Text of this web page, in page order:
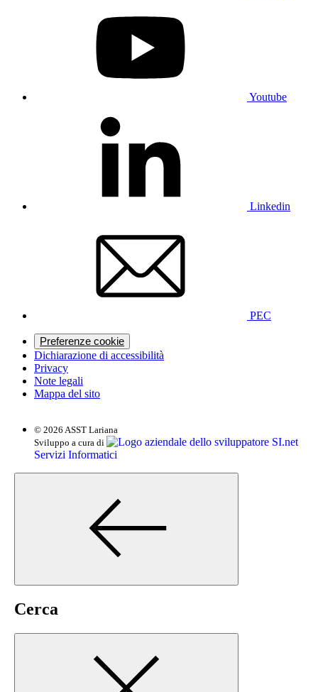
Youtube
Linkedin
PEC
Preferenze cookie
Dichiarazione di accessibilità
Privacy
Note legali
Mappa del sito
© 2026 ASST Lariana
Sviluppo a cura di
SI.net
Servizi Informatici
Cerca